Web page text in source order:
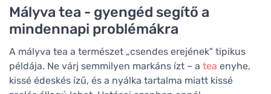
Mályva tea - gyengéd segítő a
mindennapi problémákra
A mályva tea a természet „csendes erejének" tipikus
példája. Ne várj semmilyen markáns ízt – a tea enyhe,
kissé édeskés ízű, és a nyálka tartalma miatt kissé